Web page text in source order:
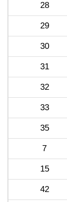
28
29
30
31
32
33
35
7
15
42